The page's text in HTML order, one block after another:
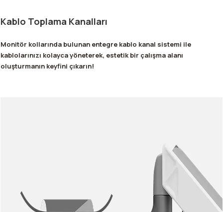
Kablo Toplama Kanalları
Monitör kollarında bulunan entegre kablo kanal sistemi ile
kablolarınızı kolayca yöneterek, estetik bir çalışma alanı
oluşturmanın keyfini çıkarın!